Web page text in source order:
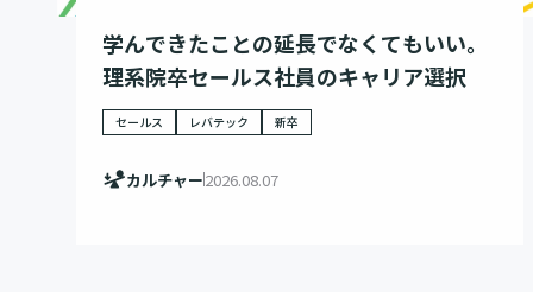
学んできたことの延長でなくてもいい。
理系院卒セールス社員のキャリア選択
セールス レバテック 新卒
カルチャー2026.08.07